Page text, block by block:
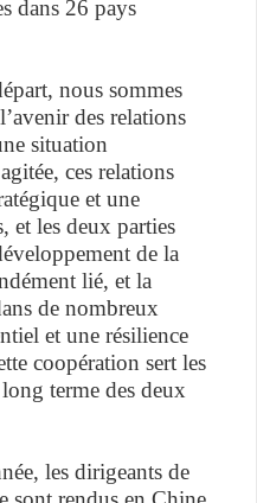
dans 26 pays
nous sommes
des relations
situation
ces relations
et une
et les deux parties
de la
lié, et la
de nombreux
et une résilience
coopération sert les
terme des deux
les dirigeants de